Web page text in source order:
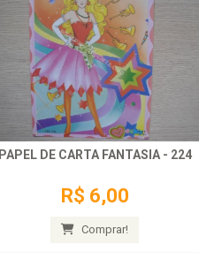
PAPEL DE CARTA FANTASIA - 224
R$ 6,00
Comprar!